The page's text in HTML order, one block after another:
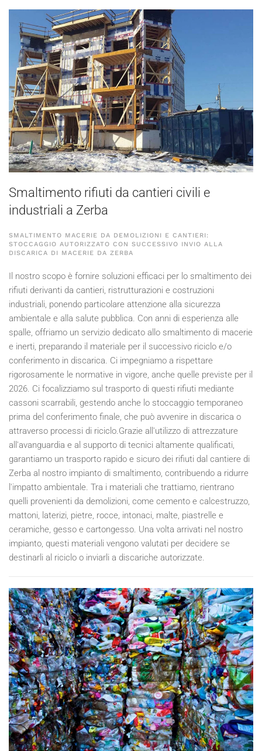
Smaltimento rifiuti da cantieri civili e
industriali a Zerba
SMALTIMENTO MACERIE DA DEMOLIZIONI E CANTIERI:
STOCCAGGIO AUTORIZZATO CON SUCCESSIVO INVIO ALLA
DISCARICA DI MACERIE DA ZERBA
Il nostro scopo è fornire soluzioni efficaci per lo smaltimento dei
rifiuti derivanti da cantieri, ristrutturazioni e costruzioni
industriali, ponendo particolare attenzione alla sicurezza
ambientale e alla salute pubblica. Con anni di esperienza alle
spalle, offriamo un servizio dedicato allo smaltimento di macerie
e inerti, preparando il materiale per il successivo riciclo e/o
conferimento in discarica. Ci impegniamo a rispettare
rigorosamente le normative in vigore, anche quelle previste per il
2026. Ci focalizziamo sul trasporto di questi rifiuti mediante
cassoni scarrabili, gestendo anche lo stoccaggio temporaneo
prima del conferimento finale, che può avvenire in discarica o
attraverso processi di riciclo.Grazie all'utilizzo di attrezzature
all'avanguardia e al supporto di tecnici altamente qualificati,
garantiamo un trasporto rapido e sicuro dei rifiuti dal cantiere di
Zerba al nostro impianto di smaltimento, contribuendo a ridurre
l'impatto ambientale. Tra i materiali che trattiamo, rientrano
quelli provenienti da demolizioni, come cemento e calcestruzzo,
mattoni, laterizi, pietre, rocce, intonaci, malte, piastrelle e
ceramiche, gesso e cartongesso. Una volta arrivati nel nostro
impianto, questi materiali vengono valutati per decidere se
destinarli al riciclo o inviarli a discariche autorizzate.